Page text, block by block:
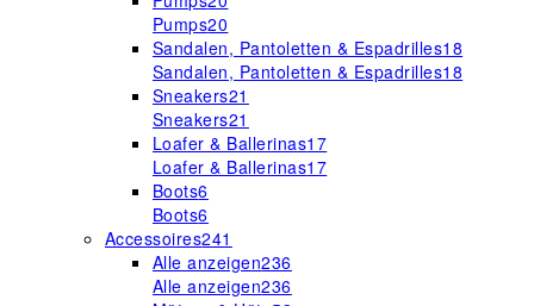
Pumps20
Sandalen, Pantoletten & Espadrilles18
Sandalen, Pantoletten & Espadrilles18
Sneakers21
Sneakers21
Loafer & Ballerinas17
Loafer & Ballerinas17
Boots6
Boots6
Accessoires241
Alle anzeigen236
Alle anzeigen236